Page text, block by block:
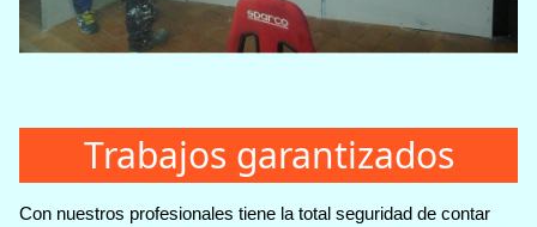
Trabajos garantizados
Con nuestros profesionales tiene la total seguridad de contar